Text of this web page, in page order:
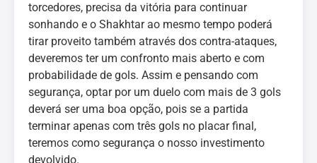
torcedores, precisa da vitória para continuar
sonhando e o Shakhtar ao mesmo tempo poderá
tirar proveito também através dos contra-ataques,
deveremos ter um confronto mais aberto e com
probabilidade de gols. Assim e pensando com
segurança, optar por um duelo com mais de 3 gols
deverá ser uma boa opção, pois se a partida
terminar apenas com três gols no placar final,
teremos como segurança o nosso investimento
devolvido.